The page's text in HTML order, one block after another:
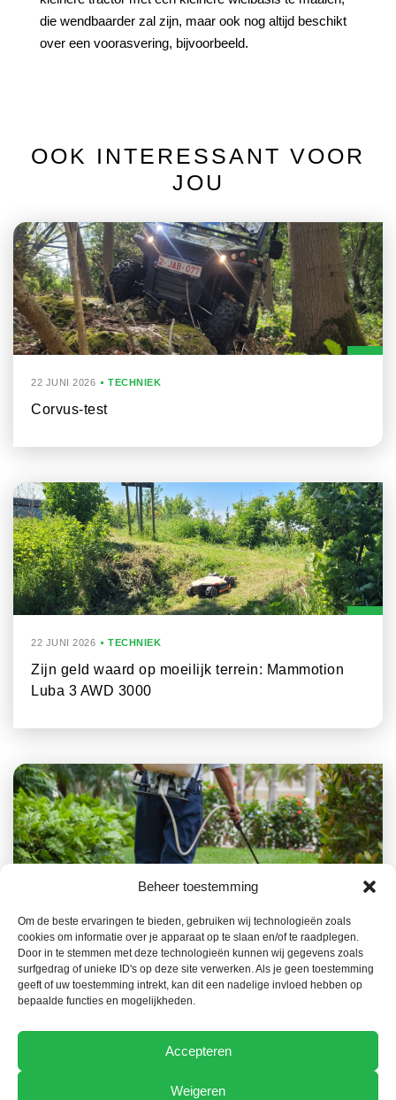
Beheer toestemming
Om de beste ervaringen te bieden, gebruiken wij technologieën zoals
cookies om informatie over je apparaat op te slaan en/of te raadplegen.
Door in te stemmen met deze technologieën kunnen wij gegevens zoals
surfgedrag of unieke ID's op deze site verwerken. Als je geen toestemming
geeft of uw toestemming intrekt, kan dit een nadelige invloed hebben op
bepaalde functies en mogelijkheden.
Accepteren
Weigeren
die wendbaarder zal zijn, maar ook nog altijd beschikt
over een voorasvering, bijvoorbeeld.
OOK INTERESSANT VOOR
JOU
22 JUNI 2026 TECHNIEK
Corvus-test
22 JUNI 2026 TECHNIEK
Zijn geld waard op moeilijk terrein: Mammotion
Luba 3 AWD 3000
22 JUNI 2026 TECHNIEK
Gebruiksregister van
gewasbeschermingsmiddelen in elektronisch
formaat vanaf 1 januari 2027